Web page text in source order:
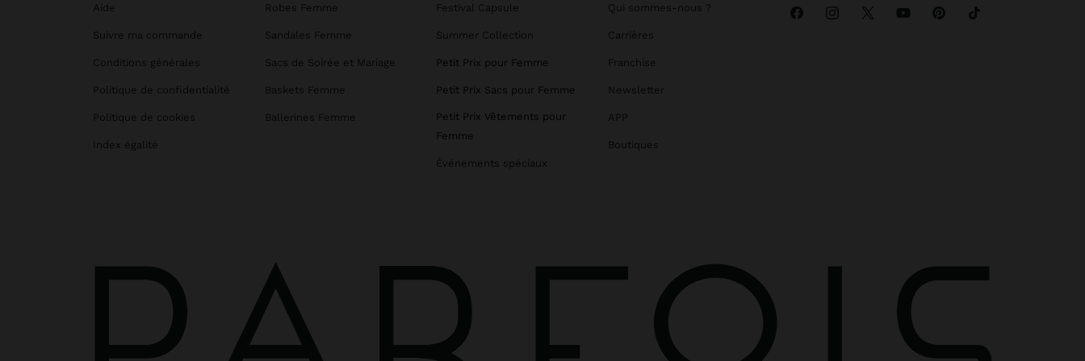
Aide
Suivre ma commande
Conditions générales
Politique de confidentialité
Politique de cookies
Index égalité
Robes Femme
Sandales Femme
Sacs de Soirée et Mariage
Baskets Femme
Ballerines Femme
Festival Capsule
Summer Collection
Petit Prix pour Femme
Petit Prix Sacs pour Femme
Petit Prix Vêtements pour
Femme
Événements spéciaux
Qui sommes-nous ?
Carrières
Franchise
Newsletter
APP
Boutiques